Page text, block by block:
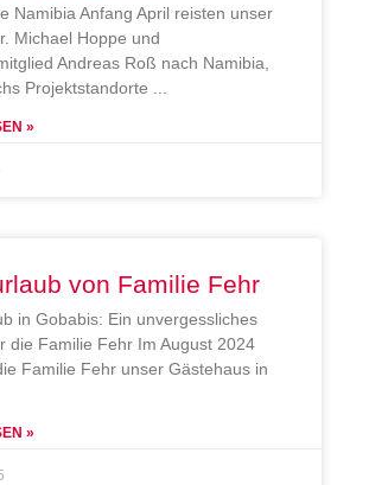
Namibia Anfang April reisten unser
Michael Hoppe und
Andreas Roß nach Namibia,
Projektstandorte
»
von Familie Fehr
in Gobabis: Ein unvergessliches
die Familie Fehr Im August 2024
Familie Fehr unser Gästehaus in
»